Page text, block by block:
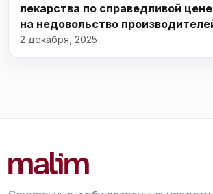
лекарства по справедливой
на недовольство
2 декабря, 2025